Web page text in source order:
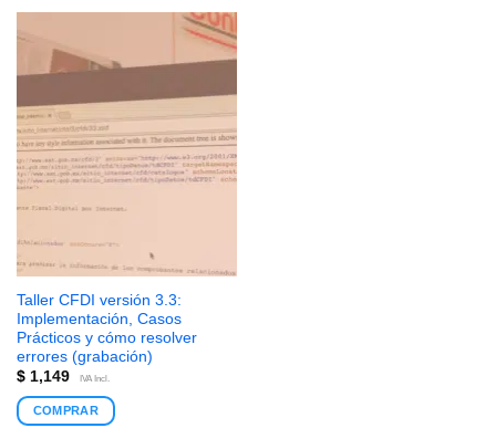
Taller CFDI versión 3.3:
Implementación, Casos
Prácticos y cómo resolver
errores (grabación)
$1,149 IVA Incl.
COMPRAR